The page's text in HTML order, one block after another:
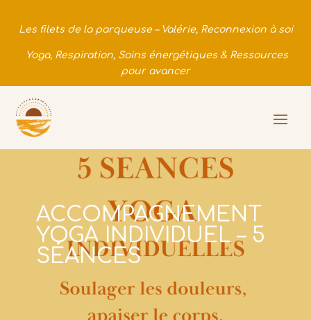
Les filets de la parqueuse – Valérie, Reconnexion à soi
Yoga, Respiration, Soins énergétiques & Ressources
pour avancer
ACCOMPAGNEMENT
YOGA INDIVIDUEL – 5
SÉANCES